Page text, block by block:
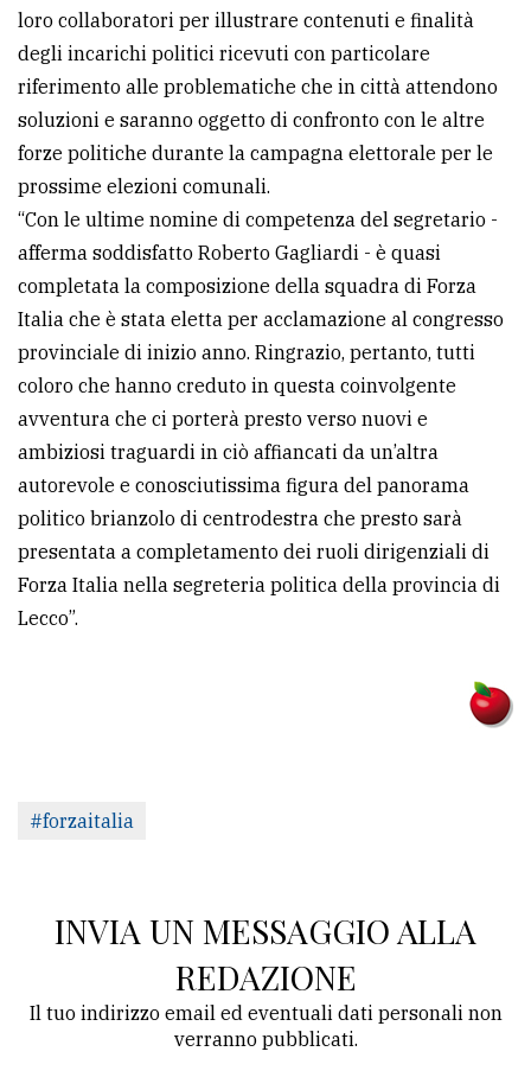
loro collaboratori per illustrare contenuti e finalità
degli incarichi politici ricevuti con particolare
riferimento alle problematiche che in città attendono
soluzioni e saranno oggetto di confronto con le altre
forze politiche durante la campagna elettorale per le
prossime elezioni comunali.
“Con le ultime nomine di competenza del segretario -
afferma soddisfatto Roberto Gagliardi - è quasi
completata la composizione della squadra di Forza
Italia che è stata eletta per acclamazione al congresso
provinciale di inizio anno. Ringrazio, pertanto, tutti
coloro che hanno creduto in questa coinvolgente
avventura che ci porterà presto verso nuovi e
ambiziosi traguardi in ciò affiancati da un’altra
autorevole e conosciutissima figura del panorama
politico brianzolo di centrodestra che presto sarà
presentata a completamento dei ruoli dirigenziali di
Forza Italia nella segreteria politica della provincia di
Lecco”.
#forzaitalia
INVIA UN MESSAGGIO ALLA
REDAZIONE
Il tuo indirizzo email ed eventuali dati personali non
verranno pubblicati.